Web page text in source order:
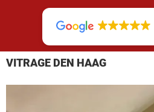
VITRAGE DEN HAAG